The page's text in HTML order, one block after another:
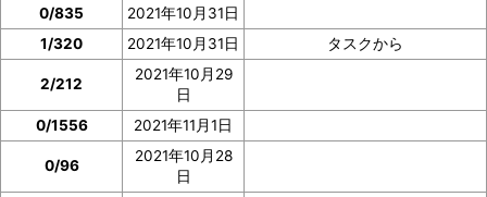
イトマルの「見つけた数」は、イトマルの図鑑ページで
確認できます。
イベント参加前に図鑑の「見つけた数」の部分のスクシ
ョを撮っておいたり、メモしておくと便利です。
ぜひご協力をお願いいたします。
0/835
2021年10月31日
1/320
2021年10月31日 タスクから
2/212
2021年10月29
日
0/1556
2021年11月1日
0/96
2021年10月28
日